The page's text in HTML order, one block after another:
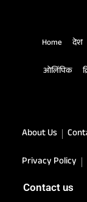
Home देश
ओलिंपिक
About Us
Privacy Policy
Contact us